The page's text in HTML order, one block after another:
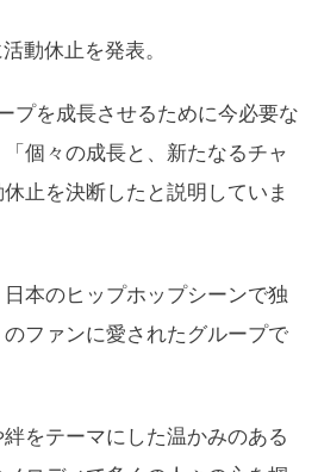
動休止を発表。
プを成長させるために今必要な
個々の成長と、新たなるチャ
止を決断したと説明していま
本のヒップホップシーンで独
ファンに愛されたグループで
をテーマにした温かみのある